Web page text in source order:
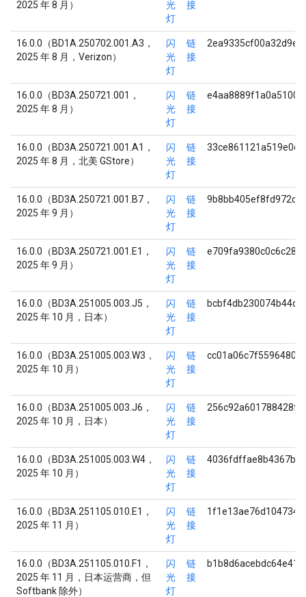
2025 年 8 月）
光
灯
接
16.0.0（BD1A.250702.001.A3，
2025 年 8 月，Verizon）
闪
光
灯
链
接
16.0.0（BD3A.250721.001，
2025 年 8 月）
闪
光
灯
链
接
16.0.0（BD3A.250721.001.A1，
2025 年 8 月，北美 GStore）
闪
光
灯
链
接
16.0.0（BD3A.250721.001.B7，
2025 年 9 月）
闪
光
灯
链
接
16.0.0（BD3A.250721.001.E1，
2025 年 9 月）
闪
光
灯
链
接
16.0.0（BD3A.251005.003.J5，
2025 年 10 月，日本）
闪
光
灯
链
接
16.0.0（BD3A.251005.003.W3，
2025 年 10 月）
闪
光
灯
链
接
16.0.0（BD3A.251005.003.J6，
2025 年 10 月，日本）
闪
光
灯
链
接
16.0.0（BD3A.251005.003.W4，
2025 年 10 月）
闪
光
灯
链
接
16.0.0（BD3A.251105.010.E1，
2025 年 11 月）
闪
光
灯
链
接
16.0.0（BD3A.251105.010.F1，
2025 年 11 月，日本运营商，但
Softbank 除外）
闪
光
灯
链
接